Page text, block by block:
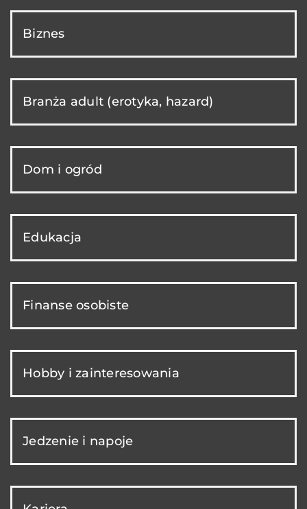
Biznes
Branża adult (erotyka, hazard)
Dom i ogród
Edukacja
Finanse osobiste
Hobby i zainteresowania
Jedzenie i napoje